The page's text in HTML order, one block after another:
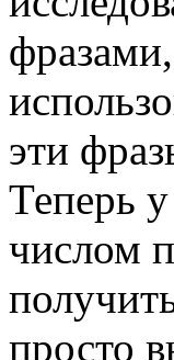
эти
Теперь
числом
просто